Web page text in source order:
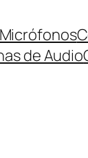
de Audio